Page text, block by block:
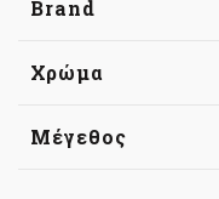
Brand
Χρώμα
Μέγεθος